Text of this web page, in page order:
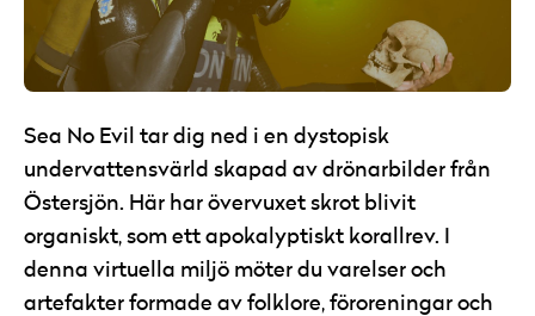
Sea No Evil tar dig ned i en dystopisk
undervattensvärld skapad av drönarbilder från
Östersjön. Här har övervuxet skrot blivit
organiskt, som ett apokalyptiskt korallrev. I
denna virtuella miljö möter du varelser och
artefakter formade av folklore, föroreningar och